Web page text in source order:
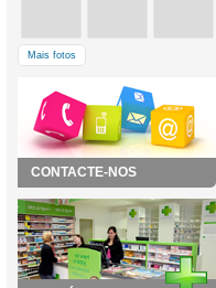
Mais fotos
CONTACTE-NOS